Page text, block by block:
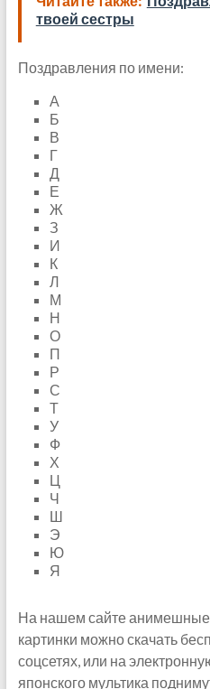
твоей сестры
Поздравления по имени:
А
Б
В
Г
Д
Е
Ж
З
И
К
Л
М
Н
О
П
Р
С
Т
У
Ф
Х
Ц
Ч
Ш
Э
Ю
Я
На нашем сайте анимешные
картинки можно скачать
соцсетях, или на
японского мультика